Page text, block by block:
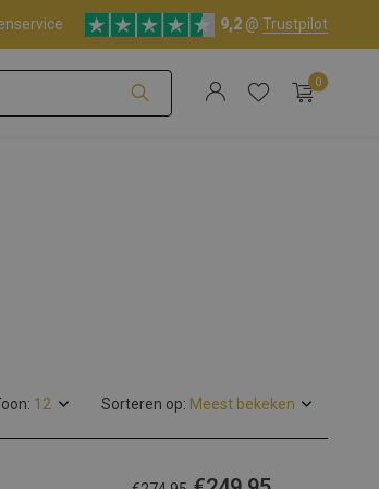
9,2 @ Trustpilot
0
Sorteren op: